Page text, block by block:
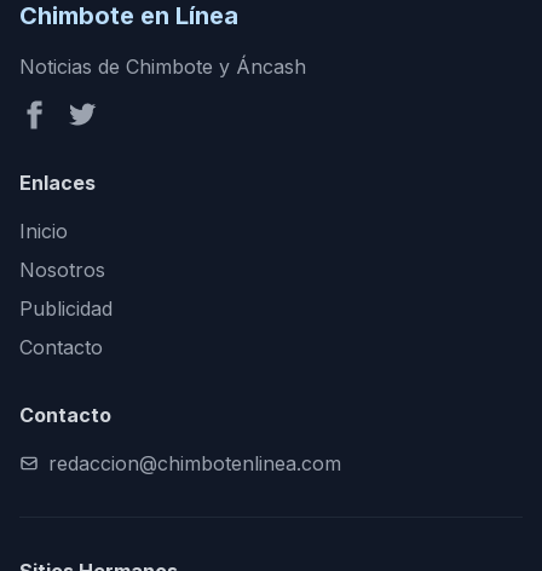
Chimbote en Línea
Noticias de Chimbote y Áncash
Enlaces
Inicio
Nosotros
Publicidad
Contacto
Contacto
redaccion@chimbotenlinea.com